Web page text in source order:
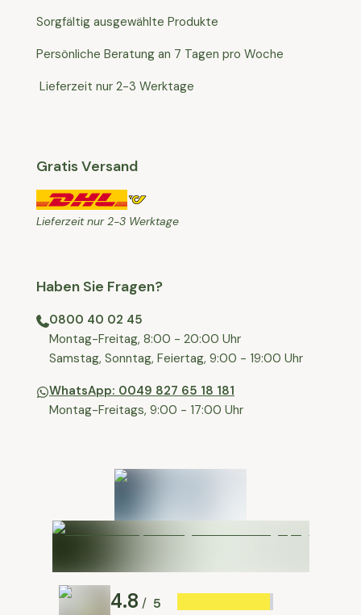
Sorgfältig ausgewählte Produkte
Persönliche Beratung an 7 Tagen pro Woche
Lieferzeit nur 2-3 Werktage
Gratis Versand
Lieferzeit nur 2-3 Werktage
Haben Sie Fragen?
0800 40 02 45
⁠Montag-Freitag, 8:00 - 20:00 Uhr
⁠Samstag, Sonntag, Feiertag, 9:00 - 19:00 Uhr
WhatsApp: 0049 827 65 18 181
Montag-Freitags, 9:00 - 17:00 Uhr
4.8 / 5